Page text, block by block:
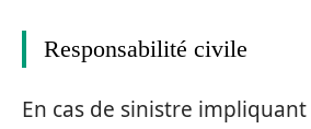
Responsabilité civile
En cas de sinistre impliquant